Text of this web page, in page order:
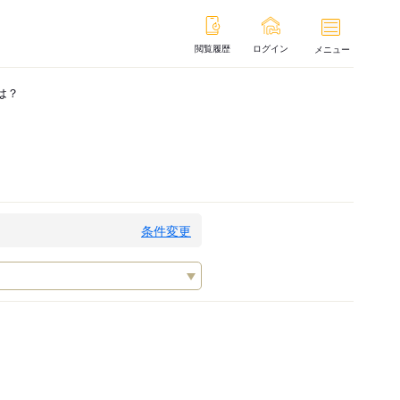
閲覧履歴 ログイン メニュー
？
条件変更